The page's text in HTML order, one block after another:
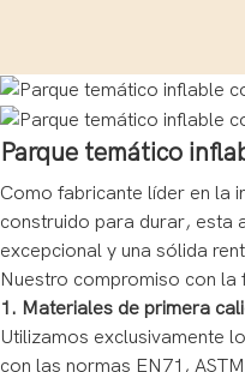
Parque temático
Como fabricante líder en la
construido para durar, esta
excepcional y una sólida
Nuestro compromiso con la
1. Materiales de primera
Utilizamos exclusivamente
con las normas EN71,